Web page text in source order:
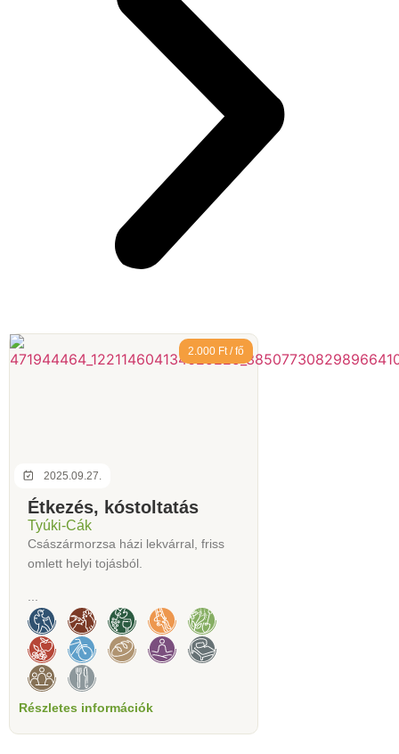
2025.09.27.
2.000 Ft / fő
Étkezés, kóstoltatás
Tyúki-Cák
Császármorzsa házi lekvárral, friss
omlett helyi tojásból.
Részletes információk